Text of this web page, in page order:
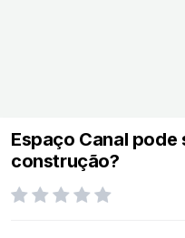
Espaço Canal pode
construção?